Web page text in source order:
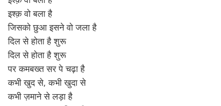
Facts
Devotional
Christianity
Hinduism
Hindi
Lyrics in Hindi – Devotional Songs
Lyrics in Hindi – Movie Songs
Tamil
Lyrics in Tamil – Devotional Songs
Kannada
इश्क़ वो बला है
जिसको छुआ इसने वो जला है
दिल से होता है शुरू
दिल से होता है शुरू
पर कमबख्त सर पे चढ़ा है
कभी खुद से, कभी खुदा से
कभी ज़माने से लड़ा है